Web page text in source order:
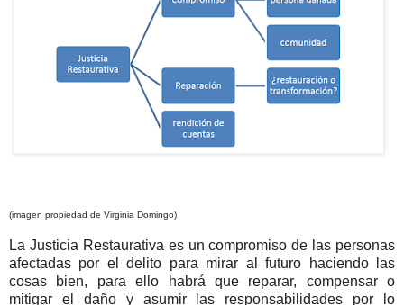
(imagen propiedad de Virginia Domingo)
La Justicia Restaurativa es un compromiso de las personas
afectadas por el delito para mirar al futuro haciendo las
cosas bien, para ello habrá que reparar, compensar o
mitigar el daño y asumir las responsabilidades por lo